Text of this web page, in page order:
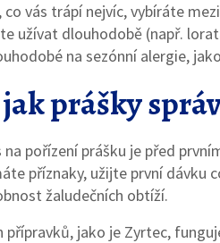
vás trápí nejvíc, vybíráte
užívat dlouhodobě (např.
na sezónní alergie,
prášky
na pořízení prášku je před
příznaky, užijte první dávku
žaludečních obtíží.
přípravků, jako je Zyrtec,